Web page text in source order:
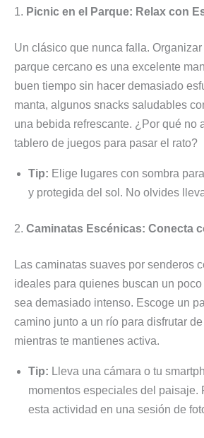
1. Picnic en el Parque: Relax con
Un clásico que nunca falla.
parque cercano es una excelente
buen tiempo sin hacer demasiado
manta, algunos snacks saludables
una bebida refrescante. ¿Por qué no
tablero de juegos para pasar el rato?
Tip: Elige lugares con sombra
y protegida del sol. No olvides
2. Caminatas Escénicas: Conecta
Las caminatas suaves por senderos
ideales para quienes buscan un
sea demasiado intenso. Escoge un
camino junto a un río para disfrutar
mientras te mantienes activa.
Tip: Lleva una cámara o tu
momentos especiales del paisaje.
esta actividad en una sesión de